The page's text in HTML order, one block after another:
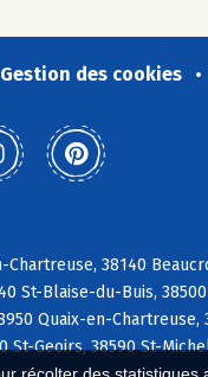
Gestion des cookies
38140
St-Blaise-du-Buis,
Quaix-en-Chartreuse,
Geoirs, 38590 St-